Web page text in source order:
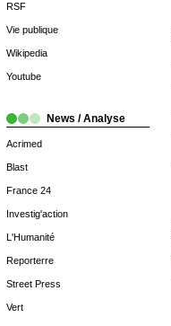
RSF
Vie publique
Wikipedia
Youtube
News / Analyse
Acrimed
Blast
France 24
Investig'action
L'Humanité
Reporterre
Street Press
Vert